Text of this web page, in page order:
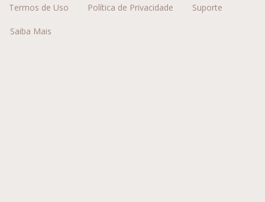
Termos de Uso Política de Privacidade Suporte
Saiba Mais